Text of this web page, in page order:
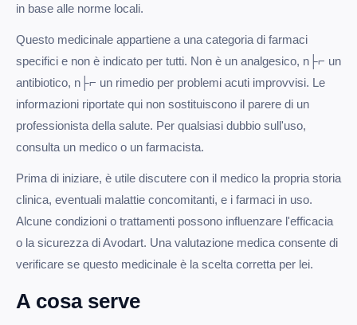
in base alle norme locali.
Questo medicinale appartiene a una categoria di farmaci
specifici e non è indicato per tutti. Non è un analgesico, n├⌐ un
antibiotico, n├⌐ un rimedio per problemi acuti improvvisi. Le
informazioni riportate qui non sostituiscono il parere di un
professionista della salute. Per qualsiasi dubbio sull'uso,
consulta un medico o un farmacista.
Prima di iniziare, è utile discutere con il medico la propria storia
clinica, eventuali malattie concomitanti, e i farmaci in uso.
Alcune condizioni o trattamenti possono influenzare l'efficacia
o la sicurezza di Avodart. Una valutazione medica consente di
verificare se questo medicinale è la scelta corretta per lei.
A cosa serve